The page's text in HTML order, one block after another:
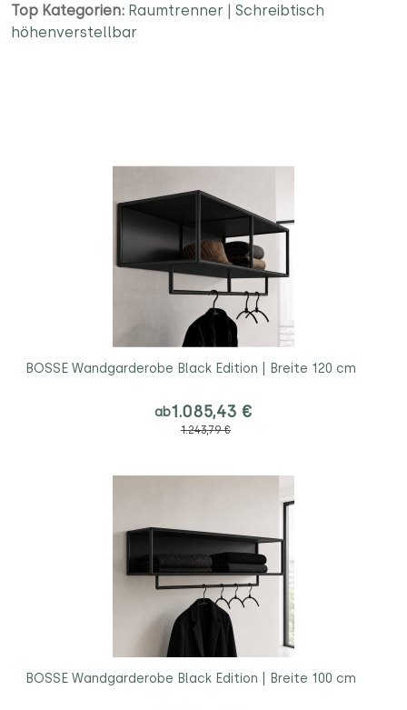
Top Kategorien: Raumtrenner | Schreibtisch
höhenverstellbar
BOSSE Wandgarderobe Black Edition | Breite 120 cm
ab1.085,43 €
1.243,79 €
BOSSE Wandgarderobe Black Edition | Breite 100 cm